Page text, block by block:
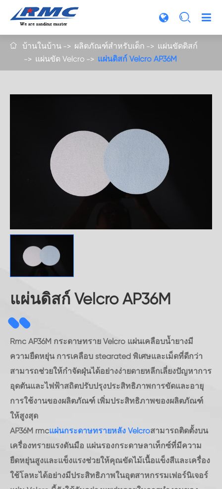

 บ้านในบ้าน ผลิตภัณฑ์สำหรับเด็ก
แผ่นขัดดิสก์
แผ่นขัด Velcro
แผ่นดิสก์ Velcro AP36M
แผ่นดิสก์ Velcro AP36M
Rmc AP36M กระดาษทราย Velcro แผ่นเคลือบน้ำยางมี
ความยืดหยุ่น การเคลือบ stearated พิเศษและเม็ดที่ดีกว่า
สามารถช่วยให้กำจัดฝุ่นได้อย่างง่ายดายหลีกเลี่ยงปัญหาการ
อุดตันและไฟฟ้าสถิตปรับปรุงประสิทธิภาพการขัดและอายุ
การใช้งานของผลิตภัณฑ์ เพิ่มประสิทธิภาพของผลิตภัณฑ์
ให้สูงสุด
AP36M rmcแผ่นกระดาษทรายหลัง Velcroสามารถติดตั้งบน
เครื่องทรายแรงดันมือ แผ่นรองกระดาษลาเท็กซ์ที่มีความ
ยืดหยุ่นสูงและแข็งแรงช่วยให้คุณขัดไม้เนื้อแข็งสีและเครื่อง
ใช้โลหะได้อย่างมีประสิทธิภาพในอุตสาหกรรมเฟอร์นิเจอร์